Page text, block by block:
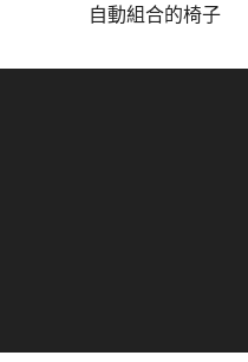
自動組合的椅子